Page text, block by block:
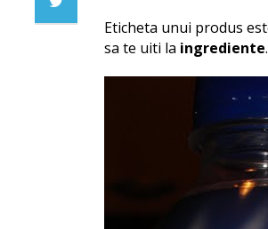
Eticheta unui produs
sa te uiti la ingrediente.